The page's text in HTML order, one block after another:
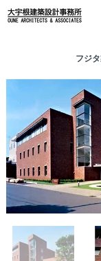
フジ